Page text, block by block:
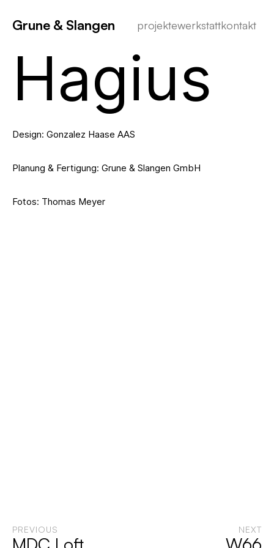
Grune & Slangen projektewerkstattkontakt
Hagius
Design: Gonzalez Haase AAS
Planung & Fertigung: Grune & Slangen GmbH
Fotos: Thomas Meyer
PREVIOUS NEXT